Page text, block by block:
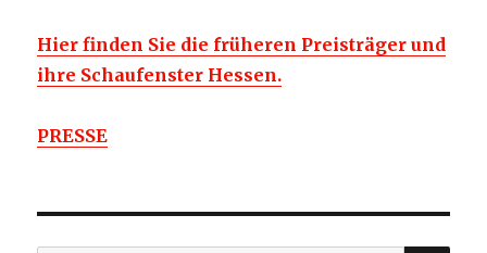
Hier finden Sie die früheren Preisträger und
ihre Schaufenster Hessen.
PRESSE